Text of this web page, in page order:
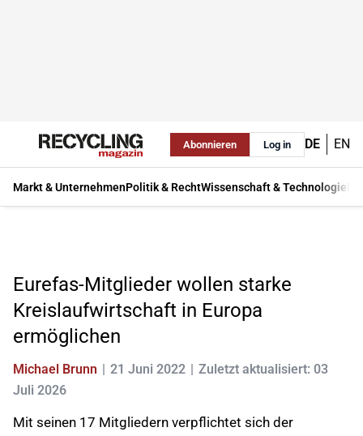
Abonnieren Log in DE EN
Markt & UnternehmenPolitik & RechtWissenschaft & Technologie
Eurefas-Mitglieder wollen starke
Kreislaufwirtschaft in Europa
ermöglichen
Michael Brunn 21 Juni 2022
Zuletzt aktualisiert: 03
Juli 2026
Mit seinen 17 Mitgliedern verpflichtet sich der